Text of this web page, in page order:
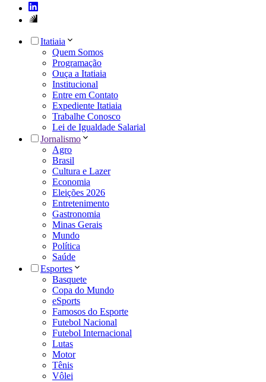
Itatiaia
Quem Somos
Programação
Ouça a Itatiaia
Institucional
Entre em Contato
Expediente Itatiaia
Trabalhe Conosco
Lei de Igualdade Salarial
Jornalismo
Agro
Brasil
Cultura e Lazer
Economia
Eleições 2026
Entretenimento
Gastronomia
Minas Gerais
Mundo
Política
Saúde
Esportes
Basquete
Copa do Mundo
eSports
Famosos do Esporte
Futebol Nacional
Futebol Internacional
Lutas
Motor
Tênis
Vôlei